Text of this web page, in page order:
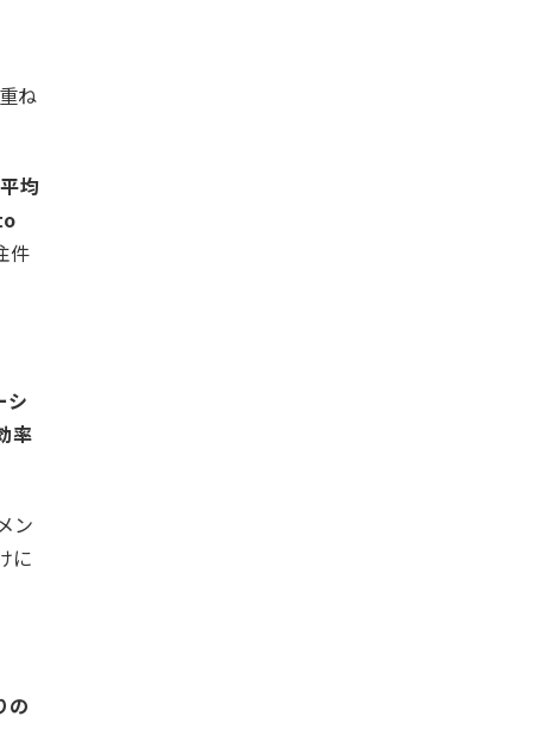
ね
均
件
シ
率
ン
に
の